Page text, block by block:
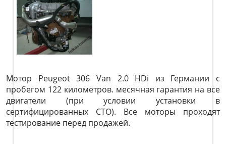
Мотор Peugeot 306 Van 2.0 HDi из Германии с
пробегом 122 километров. месячная гарантия на все
двигатели (при условии установки в
сертифицированных СТО). Все моторы проходят
тестирование перед продажей.